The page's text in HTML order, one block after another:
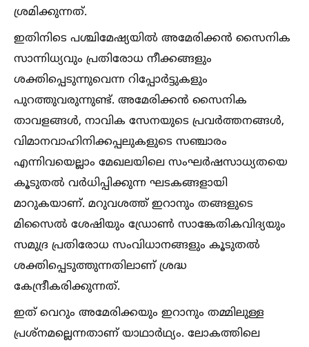
ശ്രമിക്കുന്നത്.
ഇതിനിടെ പശ്ചിമേഷ്യയില്‍ അമേരിക്കൻ സൈനിക
സാന്നിധ്യവും പ്രതിരോധ നീക്കങ്ങളും
ശക്തിപ്പെടുന്നുവെന്ന റിപ്പോർട്ടുകളും
പുറത്തുവരുന്നുണ്ട്. അമേരിക്കൻ സൈനിക
താവളങ്ങള്‍, നാവിക സേനയുടെ പ്രവർത്തനങ്ങള്‍,
വിമാനവാഹിനിക്കപ്പലുകളുടെ സഞ്ചാരം
എന്നിവയെല്ലാം മേഖലയിലെ സംഘർഷസാധ്യതയെ
കൂടുതല്‍ വർധിപ്പിക്കുന്ന ഘടകങ്ങളായി
മാറുകയാണ്. മറുവശത്ത് ഇറാനും തങ്ങളുടെ
മിസൈല്‍ ശേഷിയും ഡ്രോണ്‍ സാങ്കേതികവിദ്യയും
സമുദ്ര പ്രതിരോധ സംവിധാനങ്ങളും കൂടുതല്‍
ശക്തിപ്പെടുത്തുന്നതിലാണ് ശ്രദ്ധ
കേന്ദ്രീകരിക്കുന്നത്.
ഇത് വെറും അമേരിക്കയും ഇറാനും തമ്മിലുള്ള
പ്രശ്നമല്ലെന്നതാണ് യാഥാർഥ്യം. ലോകത്തിലെ